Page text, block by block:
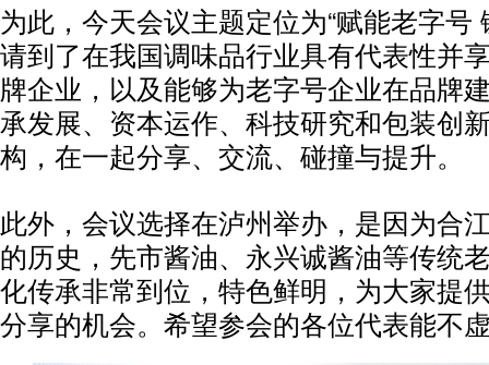
为此，今天会议主题定位为“赋能老字号
请到了在我国调味品行业具有代表性并
牌企业，以及能够为老字号企业在品牌
承发展、资本运作、科技研究和包装创
构，在一起分享、交流、碰撞与提升。
此外，会议选择在泸州举办，是因为合
的历史，先市酱油、永兴诚酱油等传统
化传承非常到位，特色鲜明，为大家提
分享的机会。 希望参会的各位代表能不